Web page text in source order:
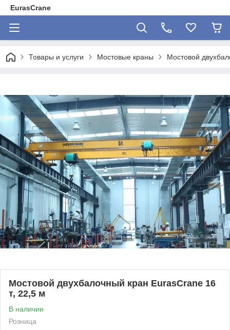
EurasCrane
Товары и услуги Мостовые краны Мостовой
Мостовой двухбалочный кран EurasCrane 16
т, 22,5 м
В наличии
Розница